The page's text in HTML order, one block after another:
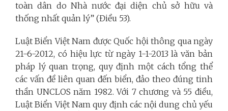
toàn dân do Nhà nước đại diện chủ sở hữu và
thống nhất quản lý” (Điều 53).
Luật Biển Việt Nam được Quốc hội thông qua ngày
21-6-2012, có hiệu lực từ ngày 1-1-2013 là văn bản
pháp lý quan trọng, quy định một cách tổng thể
các vấn đề liên quan đến biển, đảo theo đúng tinh
thần UNCLOS năm 1982. Với 7 chương và 55 điều,
Luật Biển Việt Nam quy định các nội dung chủ yếu